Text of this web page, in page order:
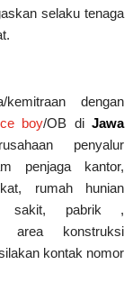
selaku tenaga
kemitraan dengan
boy/OB diJawa
penyalur
penjaga kantor,
, rumah hunian
sakit, pabrik ,
area konstruksi
kontak nomor